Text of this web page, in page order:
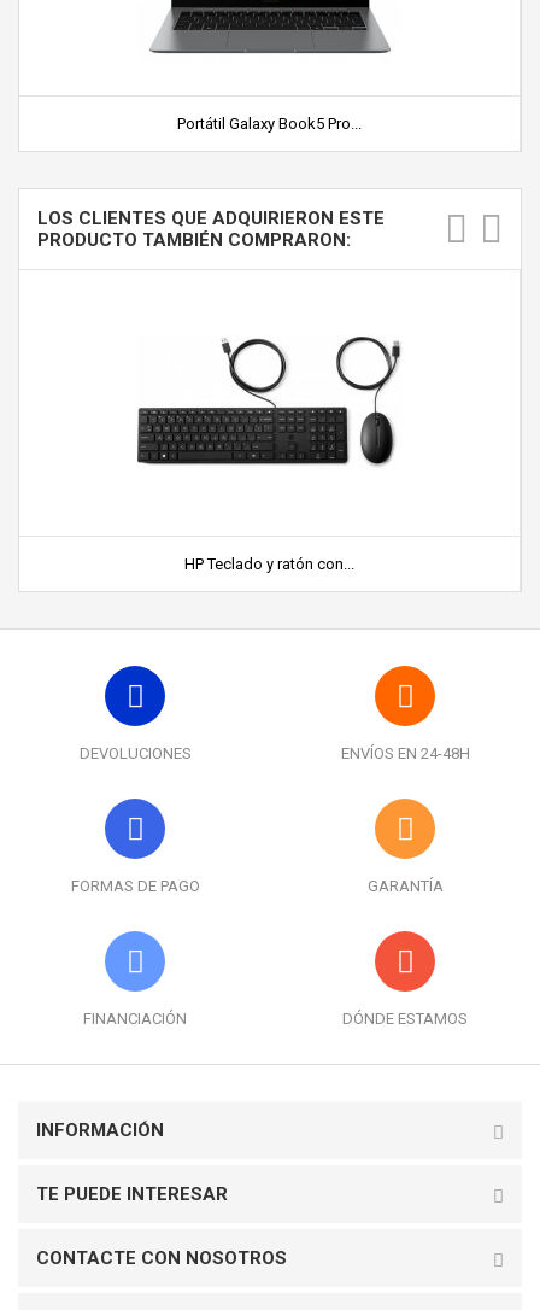
Portátil Galaxy Book5 Pro...
LOS CLIENTES QUE ADQUIRIERON ESTE
PRODUCTO TAMBIÉN COMPRARON:
HP Teclado y ratón con...
DEVOLUCIONES ENVÍOS EN 24-48H
FORMAS DE PAGO GARANTÍA
FINANCIACIÓN DÓNDE ESTAMOS
INFORMACIÓN
TE PUEDE INTERESAR
CONTACTE CON NOSOTROS